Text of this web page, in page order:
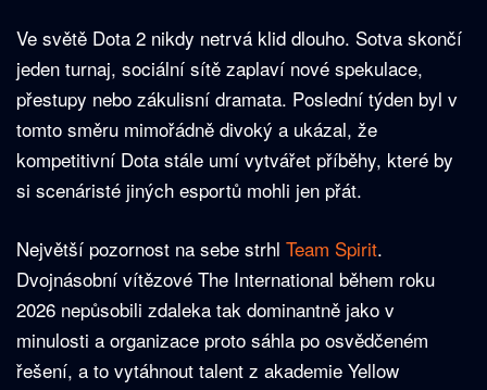
Ve světě Dota 2 nikdy netrvá klid dlouho. Sotva skončí
jeden turnaj, sociální sítě zaplaví nové spekulace,
přestupy nebo zákulisní dramata. Poslední týden byl v
tomto směru mimořádně divoký a ukázal, že
kompetitivní Dota stále umí vytvářet příběhy, které by
si scenáristé jiných esportů mohli jen přát.
Největší pozornost na sebe strhl Team Spirit.
Dvojnásobní vítězové The International během roku
2026 nepůsobili zdaleka tak dominantně jako v
minulosti a organizace proto sáhla po osvědčeném
řešení, a to vytáhnout talent z akademie Yellow